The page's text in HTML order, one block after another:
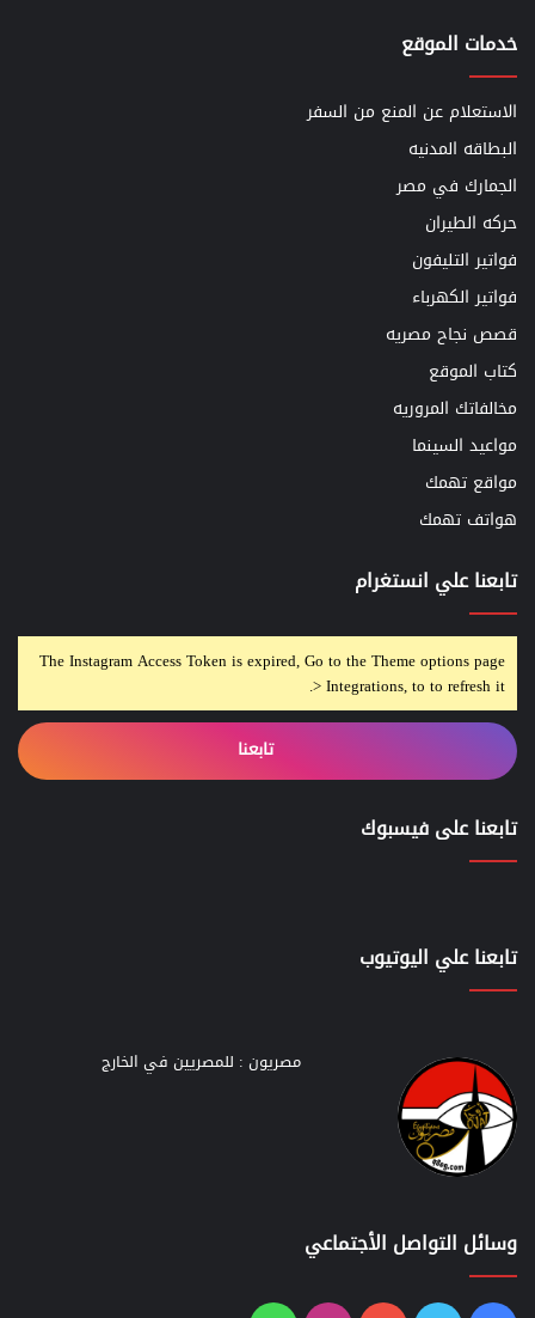
خدمات الموقع
الاستعلام عن المنع من السفر
البطاقه المدنيه
الجمارك في مصر
حركه الطيران
فواتير التليفون
فواتير الكهرباء
قصص نجاح مصريه
كتاب الموقع
مخالفاتك المروريه
مواعيد السينما
مواقع تهمك
هواتف تهمك
تابعنا علي انستغرام
The Instagram Access Token is expired, Go to the Theme options page
> Integrations, to to refresh it.
تابعنا
تابعنا على فيسبوك
تابعنا علي اليوتيوب
مصريون : للمصريين في الخارج
وسائل التواصل الأجتماعي